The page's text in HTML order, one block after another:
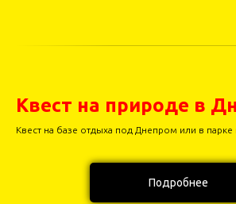
Квест на природе в
Квест на базе отдыха под Днепром или в парке
Подробнее